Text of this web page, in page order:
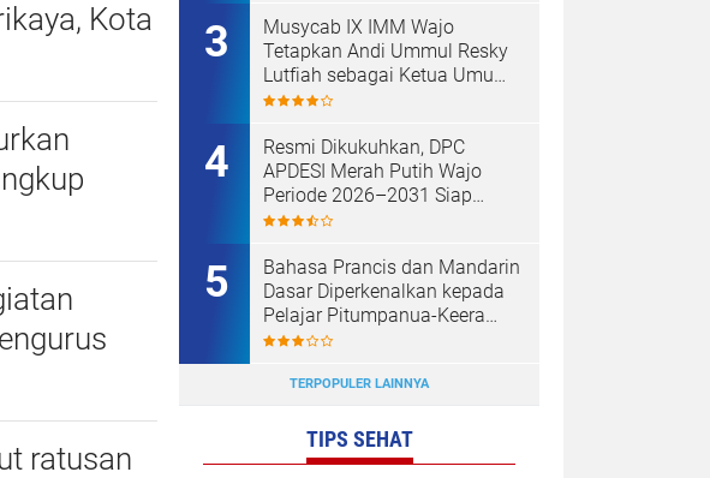
Kota
aktif
Badan
yang
ratusan
66 Kajang
Musycab IX IMM Wajo
Tetapkan Andi Ummul Resky
Lutfiah sebagai Ketua Umum
Terpilih
Resmi Dikukuhkan, DPC
APDESI Merah Putih Wajo
Periode 2026–2031 Siap
Kawal Kemajuan Desa dan
Bahasa Prancis dan Mandarin
Dasar Diperkenalkan kepada
Pelajar Pitumpanua-Keera
oleh Mahasiswa KKN Unhas
TERPOPULER LAINNYA
TIPS SEHAT